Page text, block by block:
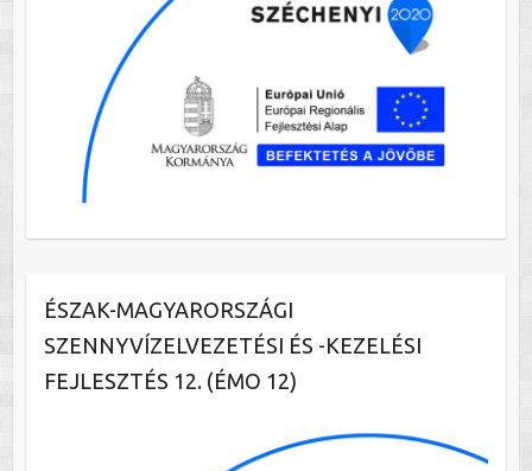
ÉSZAK-MAGYARORSZÁGI
SZENNYVÍZELVEZETÉSI ÉS -KEZELÉSI
FEJLESZTÉS 12. (ÉMO 12)